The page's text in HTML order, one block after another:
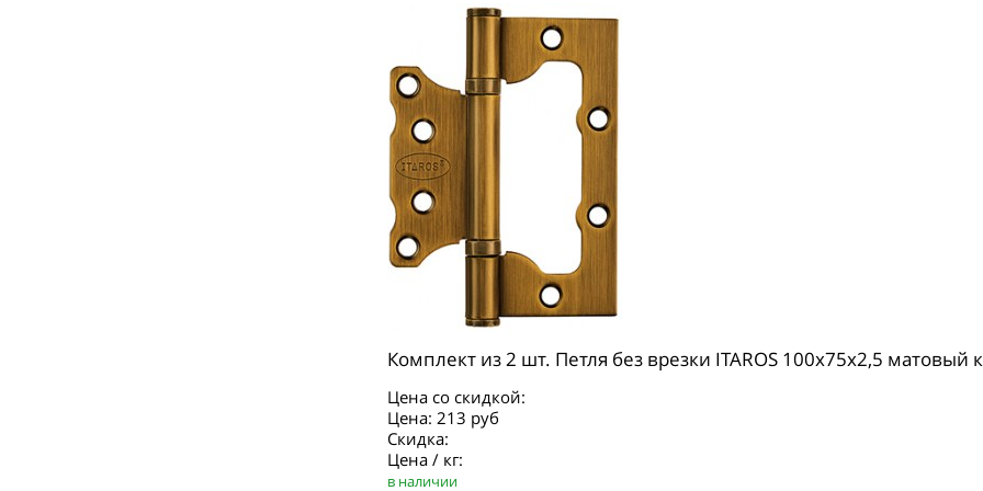
Комплект из 2 шт. Петля без врезки ITAROS 100х75х2,5 матовый
Цена со скидкой:
Цена: 213 руб
Скидка:
Цена / кг:
в наличии